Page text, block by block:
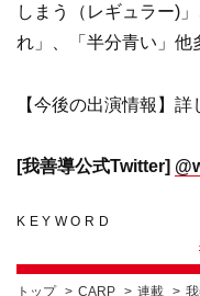
しまう（レギュラー)
れ」、「半分青い」他
【今後の出演情報】詳
[我善導公式Twitter]
KEYWORD
トップ CARP 連載